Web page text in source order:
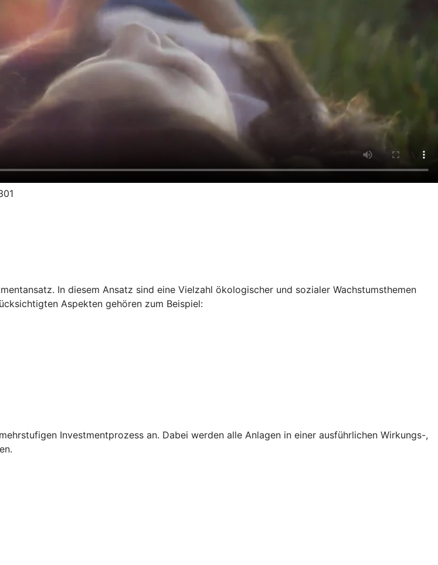
In diesem Ansatz sind eine Vielzahl ökologischer und sozialer Wachstumsthemen
Aspekten gehören zum Beispiel:
Investmentprozess an. Dabei werden alle Anlagen in einer ausführlichen Wirkungs-,